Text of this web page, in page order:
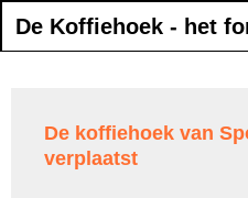
De Koffiehoek - het
De koffiehoek van
verplaatst